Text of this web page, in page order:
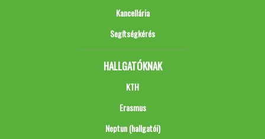
Kancellária
Segítségkérés
HALLGATÓKNAK
KTH
Erasmus
Neptun (hallgatói)